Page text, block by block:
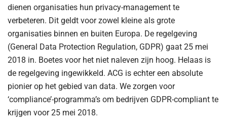
dienen organisaties hun privacy-management te
verbeteren. Dit geldt voor zowel kleine als grote
organisaties binnen en buiten Europa. De regelgeving
(General Data Protection Regulation, GDPR) gaat 25 mei
2018 in. Boetes voor het niet naleven zijn hoog. Helaas is
de regelgeving ingewikkeld. ACG is echter een absolute
pionier op het gebied van data. We zorgen voor
‘compliance’-programma’s om bedrijven GDPR-compliant te
krijgen voor 25 mei 2018.